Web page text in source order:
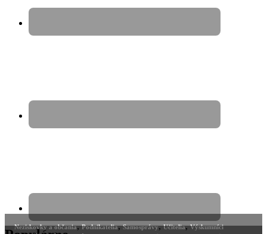
Neziskovky a občania,Podnikatelia,Samosprávy,Učitelia,Výskumníci